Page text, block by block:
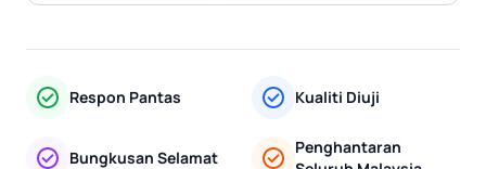
Respon Pantas Kualiti Diuji
Bungkusan Selamat
Penghantaran